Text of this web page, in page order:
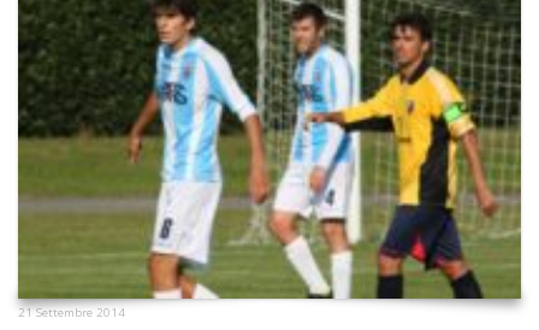
21 Settembre 2014